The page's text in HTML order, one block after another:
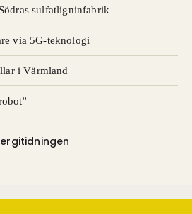
sulfatligninfabrik
via 5G-teknologi
i Värmland